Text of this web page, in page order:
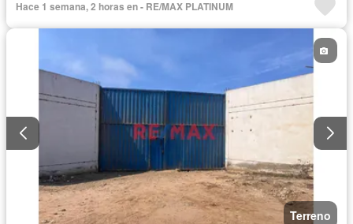
Hace 1 semana, 2 horas en - RE/MAX PLATINUM
Terreno